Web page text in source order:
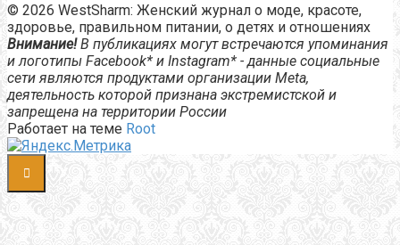
© 2026 WestSharm: Женский журнал о моде, красоте,
здоровье, правильном питании, о детях и отношениях
Внимание!В публикациях могут встречаются упоминания
и логотипы Facebook* и Instagram* - данные социальные
сети являются продуктами организации Meta,
деятельность которой признана экстремистской и
запрещена на территории России
Работает на теме Root